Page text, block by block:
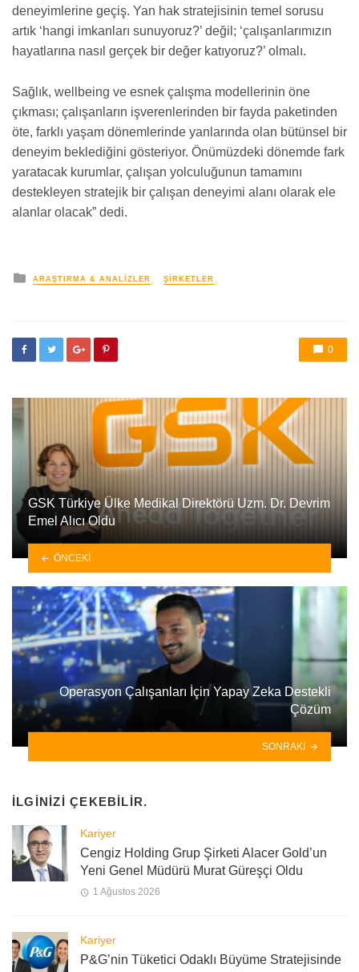
deneyimlerine geçiş. Yan hak stratejisinin temel sorusu
artık ‘hangi imkanları sunuyoruz?’ değil; ‘çalışanlarımızın
hayatlarına nasıl gerçek bir değer katıyoruz?’ olmalı.
Sağlık, wellbeing ve esnek çalışma modellerinin öne
çıkması; çalışanların işverenlerinden bir fayda paketinden
öte, farklı yaşam dönemlerinde yanlarında olan bütünsel bir
deneyim beklediğini gösteriyor. Önümüzdeki dönemde fark
yaratacak kurumlar, çalışan yolculuğunun tamamını
destekleyen stratejik bir çalışan deneyimi alanı olarak ele
alanlar olacak” dedi.
yayınlanan
ARAŞTIRMA & ANALIZLER ŞIRKETLER
0
GSK Türkiye Ülke Medikal Direktörü Uzm. Dr. Devrim
Emel Alıcı Oldu
ÖNCEKI
Operasyon Çalışanları İçin Yapay Zeka Destekli
Çözüm
SONRAKI
İLGINIZI ÇEKEBILIR.
Kariyer
Cengiz Holding Grup Şirketi Alacer Gold’un
Yeni Genel Müdürü Murat Güreşçi Oldu
1 Ağustos 2026
Kariyer
P&G’nin Tüketici Odaklı Büyüme Stratejisinde